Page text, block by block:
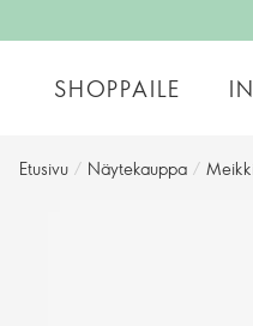
SHOPPAILE
Etusivu / Näytekauppa /